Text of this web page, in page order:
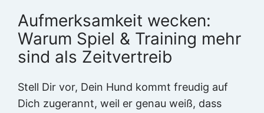
Aufmerksamkeit wecken:
Warum Spiel & Training mehr
sind als Zeitvertreib
Stell Dir vor, Dein Hund kommt freudig auf
Dich zugerannt, weil er genau weiß, dass